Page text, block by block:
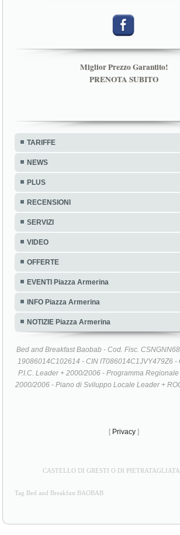
Miglior Prezzo Garantito!
PRENOTA SUBITO
TARIFFE
NEWS
PLUS
RECENSIONI
SERVIZI
VIDEO
OFFERTE
EVENTI Piazza Armerina
INFO Piazza Armerina
NOTIZIE Piazza Armerina
Bed and Breakfast Baobab - Cod. Fisc.
19086014C102614 - CIN IT086014C1JVY479Z6 -
P.I.C. Leader + 2000/2006 - Programma
2000/2006 - Piano di Sviluppo Locale Leader +
[ Privacy ]
CASTELLO DI GRESTI O DI
Tag Bed and Breakfast BAOBAB